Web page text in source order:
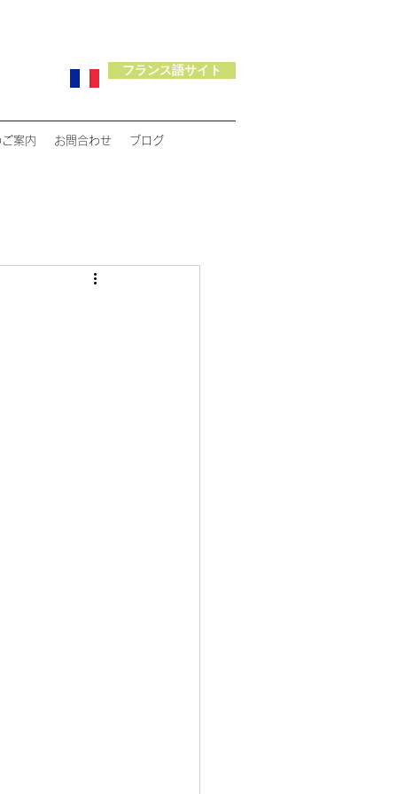
フランス語サイト
案内 お問合わせ ブログ